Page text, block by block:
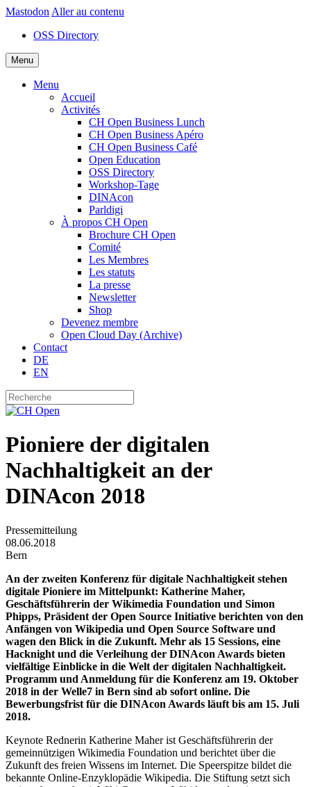
Mastodon Aller au contenu
OSS Directory
Menu
Menu
Accueil
Activités
CH Open Business Lunch
CH Open Business Apéro
CH Open Business Café
Open Education
OSS Directory
Workshop-Tage
DINAcon
Parldigi
À propos CH Open
Brochure CH Open
Comité
Les Membres
Les statuts
La presse
Newsletter
Shop
Devenez membre
Open Cloud Day (Archive)
Contact
DE
EN
Pioniere der digitalen
Nachhaltigkeit an der
DINAcon 2018
Pressemitteilung
08.06.2018
Bern
An der zweiten Konferenz für digitale Nachhaltigkeit stehen
digitale Pioniere im Mittelpunkt: Katherine Maher,
Geschäftsführerin der Wikimedia Foundation und Simon
Phipps, Präsident der Open Source Initiative berichten von den
Anfängen von Wikipedia und Open Source Software und
wagen den Blick in die Zukunft. Mehr als 15 Sessions, eine
Hacknight und die Verleihung der DINAcon Awards bieten
vielfältige Einblicke in die Welt der digitalen Nachhaltigkeit.
Programm und Anmeldung für die Konferenz am 19. Oktober
2018 in der Welle7 in Bern sind ab sofort online. Die
Bewerbungsfrist für die DINAcon Awards läuft bis am 15. Juli
2018.
Keynote Rednerin Katherine Maher ist Geschäftsführerin der
gemeinnützigen Wikimedia Foundation und berichtet über die
Zukunft des freien Wissens im Internet. Die Speerspitze bildet die
bekannte Online-Enzyklopädie Wikipedia. Die Stiftung setzt sich